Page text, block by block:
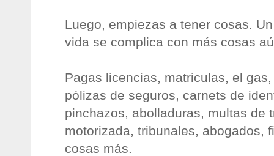
Luego, empiezas a tener cosas.
vida se complica con más cosas
Pagas licencias, matriculas, el
pólizas de seguros, carnets de
pinchazos, abolladuras, multas de
motorizada, tribunales, abogados,
cosas más.